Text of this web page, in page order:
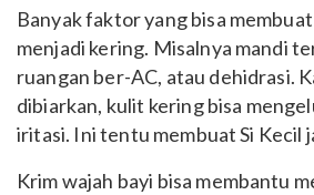
Banyak faktor yang bisa
menjadi kering. Misalnya mandi
ruangan ber-AC, atau dehidrasi.
dibiarkan, kulit kering bisa
iritasi. Ini tentu membuat Si Kecil
Krim wajah bayi bisa membantu